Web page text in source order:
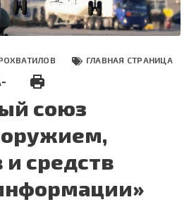
ГЛАВНАЯ СТРАНИЦА
союз
оружием,
средств